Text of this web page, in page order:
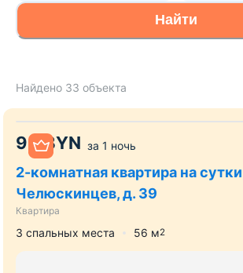
Найти
Найдено 33 объекта
90 BYN за 1 ночь
2-комнатная квартира на
Челюскинцев, д. 39
Квартира
3 спальных места 56 м2